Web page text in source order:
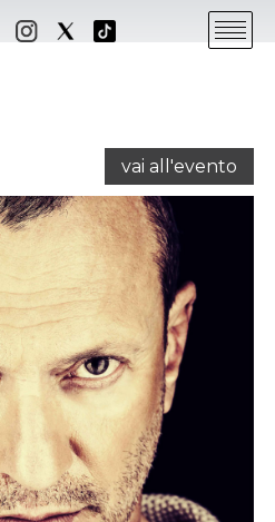
vai all'evento